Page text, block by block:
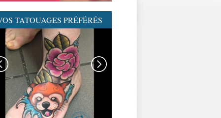
TATOUAGES PRÉFÉRÉS
GRAPHICADERME-
TATOUAGENEOTRAD-
NEOTRAD-AVIGNON-
MEILLEURSTATOUEURS